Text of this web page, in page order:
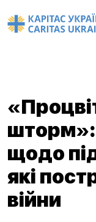
шторм»:
щодо
які
війни